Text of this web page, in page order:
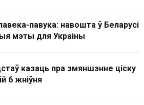
павука: навошта ў Беларусі
мэты для Украіны
казаць пра змяншэнне ціску
6 жніўня